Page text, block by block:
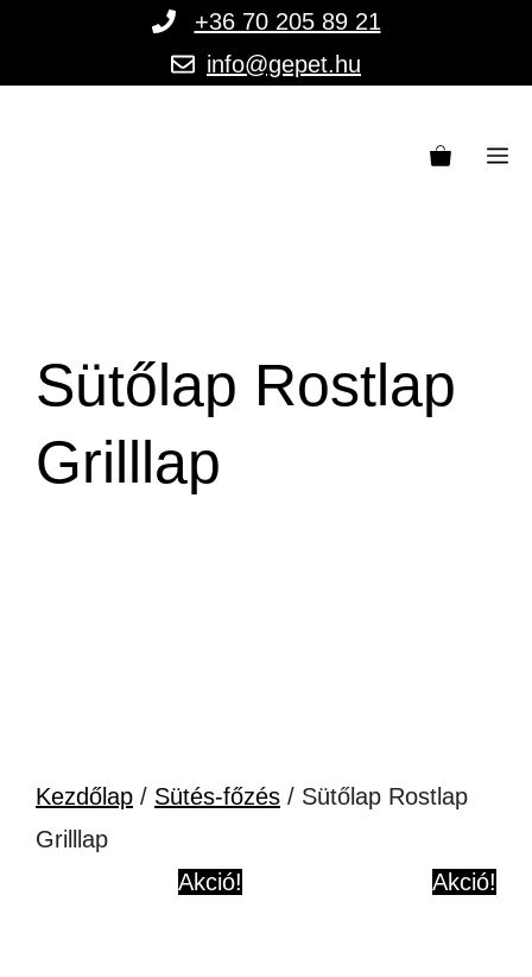
+36 70 205 89 21
info@gepet.hu
Sütőlap Rostlap
Grilllap
Kezdőlap / Sütés-főzés / Sütőlap Rostlap
Grilllap
Akció!
Akció!